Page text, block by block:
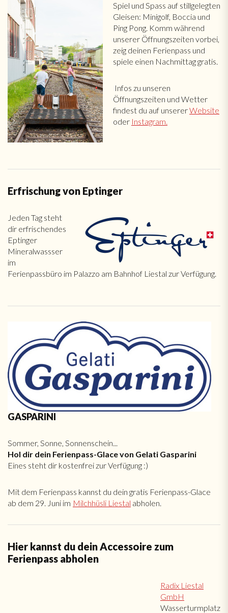
Spiel und Spass auf stillgelegten
Gleisen: Minigolf, Boccia und
Ping Pong. Komm während
unserer Öffnungszeiten vorbei,
zeig deinen Ferienpass und
spiele einen Nachmittag gratis.
Infos zu unseren
Öffnungszeiten und Wetter
findest du auf unsererWebsite
oder Instagram.
Erfrischung von Eptinger
Jeden Tag steht
dir erfrischendes
Eptinger
Mineralwassser
im
Ferienpassbüro im Palazzo am Bahnhof Liestal zur Verfügung.
GASPARINI
Sommer, Sonne, Sonnenschein...
Hol dir dein Ferienpass-Glace von Gelati Gasparini
Eines steht dir kostenfrei zur Verfügung :)
Mit dem Ferienpass kannst du dein gratis Ferienpass-Glace
ab dem 29. Juni im Milchhüsli Liestal abholen.
Hier kannst du dein Accessoire zum
Ferienpass abholen
Radix Liestal
GmbH
Wasserturmplatz